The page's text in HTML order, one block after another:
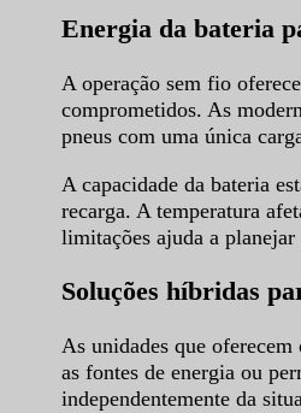
Energia da bateria
A operação sem fio
comprometidos. As
pneus com uma única
A capacidade da bateria
recarga. A temperatura
limitações ajuda a planejar
Soluções híbridas
As unidades que
as fontes de energia ou
independentemente da